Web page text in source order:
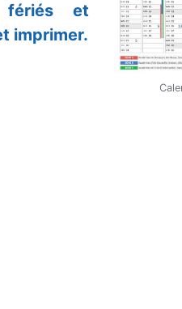
fériés et
imprimer.